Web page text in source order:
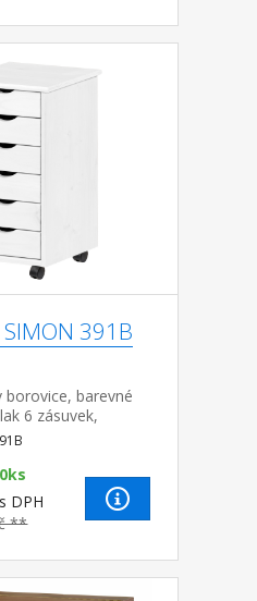
391B
borovice, barevné
6 zásuvek,
vnitřní
(š/h/v) 26,7 × 32,5 ×
s DPH
**